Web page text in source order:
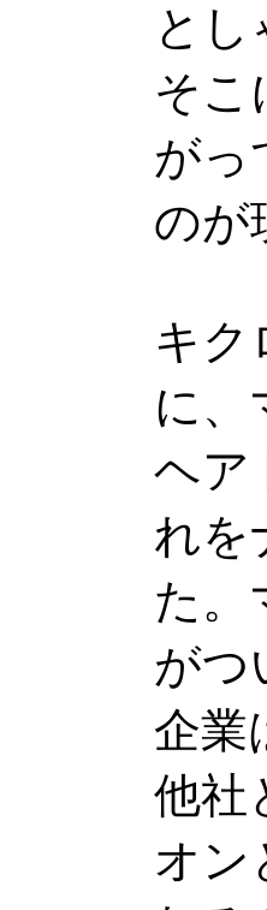
と
そこ
がっ
のが
キク
に、
ヘア
れを
た。
がつ
企業
他社
オン